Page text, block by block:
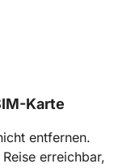
Karte
entfernen.
erreichbar,